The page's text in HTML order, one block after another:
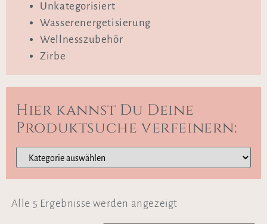
Unkategorisiert
Wasserenergetisierung
Wellnesszubehör
Zirbe
Hier kannst Du Deine
Produktsuche verfeinern:
Alle 5 Ergebnisse werden angezeigt